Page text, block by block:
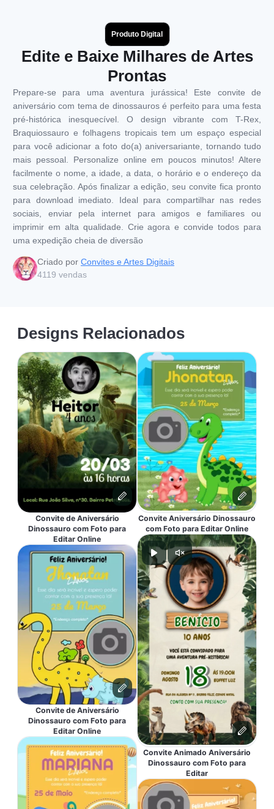
Produto Digital
Edite e Baixe Milhares de Artes
Prontas
Prepare-se para uma aventura jurássica! Este convite de
aniversário com tema de dinossauros é perfeito para uma festa
pré-histórica inesquecível. O design vibrante com T-Rex,
Braquiossauro e folhagens tropicais tem um espaço especial
para você adicionar a foto do(a) aniversariante, tornando tudo
mais pessoal. Personalize online em poucos minutos! Altere
facilmente o nome, a idade, a data, o horário e o endereço da
sua celebração. Após finalizar a edição, seu convite fica pronto
para download imediato. Ideal para compartilhar nas redes
sociais, enviar pela internet para amigos e familiares ou
imprimir em alta qualidade. Crie agora e convide todos para
uma expedição cheia de diversão
Criado por Convites e Artes Digitais
4119 vendas
Designs Relacionados
Convite de Aniversário
Dinossauro com Foto para
Editar Online
Convite de Aniversário
Dinossauro com Foto para
Editar Online
Convite Aniversário Dinossauro
com Foto para Editar Online
Convite Animado Aniversário
Dinossauro com Foto para
Editar